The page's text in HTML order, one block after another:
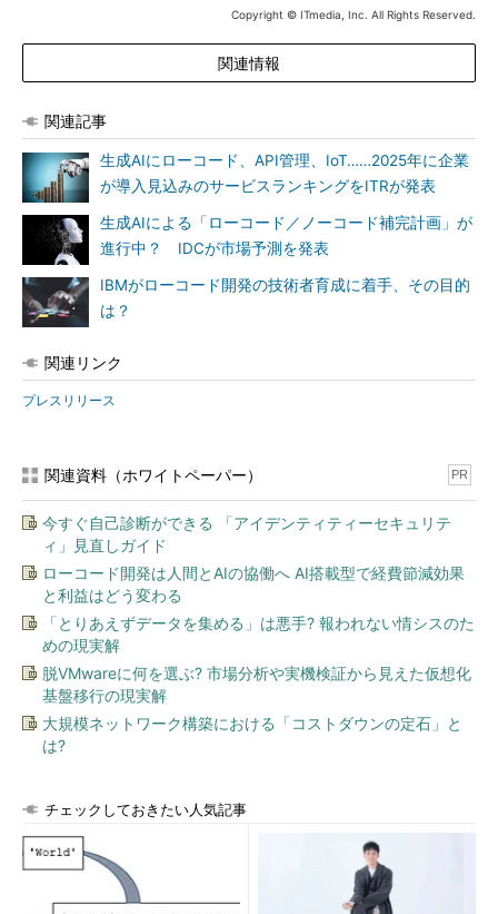
Copyright © ITmedia, Inc. All Rights Reserved.
関連情報
関連記事
生成AIにローコード、API管理、IoT……2025年に企業
が導入見込みのサービスランキングをITRが発表
生成AIによる「ローコード／ノーコード補完計画」が
進行中？ IDCが市場予測を発表
IBMがローコード開発の技術者育成に着手、その目的
は？
関連リンク
プレスリリース
関連資料（ホワイトペーパー） PR
今すぐ自己診断ができる 「アイデンティティーセキュリテ
ィ」見直しガイド
ローコード開発は人間とAIの協働へ AI搭載型で経費節減効果
と利益はどう変わる
「とりあえずデータを集める」は悪手? 報われない情シスのた
めの現実解
脱VMwareに何を選ぶ? 市場分析や実機検証から見えた仮想化
基盤移行の現実解
大規模ネットワーク構築における「コストダウンの定石」と
は?
チェックしておきたい人気記事